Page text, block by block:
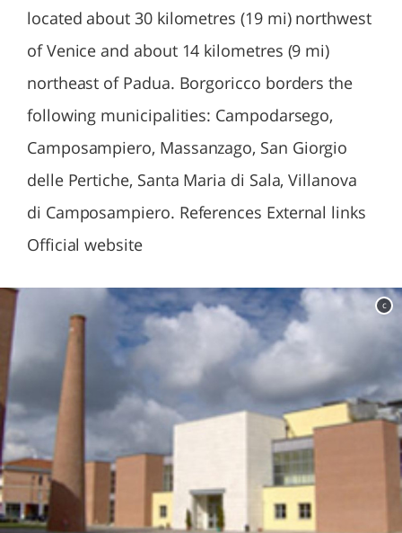
located about 30 kilometres (19 mi) northwest
of Venice and about 14 kilometres (9 mi)
northeast of Padua. Borgoricco borders the
following municipalities: Campodarsego,
Camposampiero, Massanzago, San Giorgio
delle Pertiche, Santa Maria di Sala, Villanova
di Camposampiero. References External links
Official website
c